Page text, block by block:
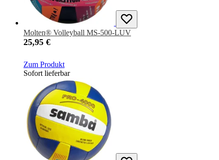
Molten® Volleyball MS-500-LUV
25,95 €
Zum Produkt
Sofort lieferbar